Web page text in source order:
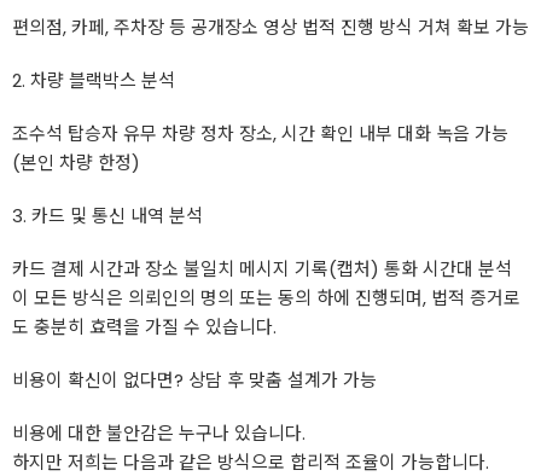
편의점, 카페, 주차장 등 공개장소 영상 법적 진행 방식 거쳐 확보 가능
2. 차량 블랙박스 분석
조수석 탑승자 유무 차량 정차 장소, 시간 확인 내부 대화 녹음 가능
(본인 차량 한정)
3. 카드 및 통신 내역 분석
카드 결제 시간과 장소 불일치 메시지 기록(캡처) 통화 시간대 분석
이 모든 방식은 의뢰인의 명의 또는 동의 하에 진행되며, 법적 증거로
도 충분히 효력을 가질 수 있습니다.
비용이 확신이 없다면? 상담 후 맞춤 설계가 가능
비용에 대한 불안감은 누구나 있습니다.
하지만 저희는 다음과 같은 방식으로 합리적 조율이 가능합니다.